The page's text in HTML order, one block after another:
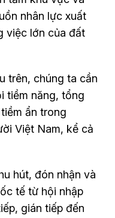
nhân lực xuất
việc lớn của đất
trên, chúng ta cần
tiềm năng, tổng
ẩn trong
Việt Nam, kể cả
hút, đón nhận và
tế từ hội nhập
gián tiếp đến